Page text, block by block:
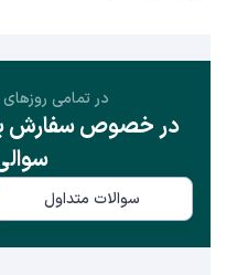
در تمامی روز‌های
در خصوص سفارش یا
سوالی
سوالات متداول